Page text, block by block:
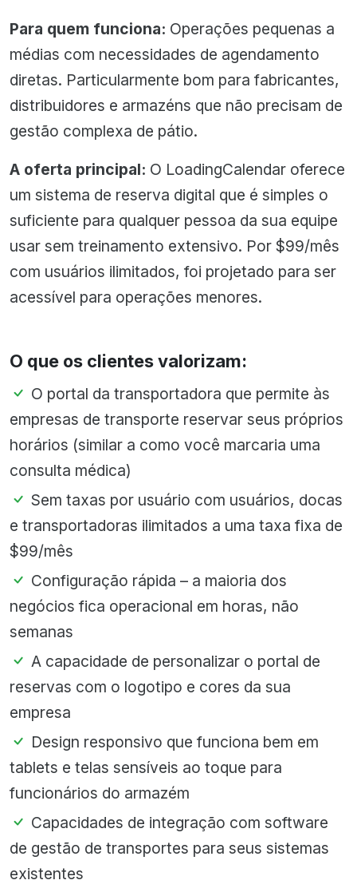
Para quem funciona: Operações pequenas a
médias com necessidades de agendamento
diretas. Particularmente bom para fabricantes,
distribuidores e armazéns que não precisam de
gestão complexa de pátio.
A oferta principal: O LoadingCalendar oferece
um sistema de reserva digital que é simples o
suficiente para qualquer pessoa da sua equipe
usar sem treinamento extensivo. Por $99/mês
com usuários ilimitados, foi projetado para ser
acessível para operações menores.
O que os clientes valorizam:
O portal da transportadora que permite às
empresas de transporte reservar seus próprios
horários (similar a como você marcaria uma
consulta médica)
Sem taxas por usuário com usuários, docas
e transportadoras ilimitados a uma taxa fixa de
$99/mês
Configuração rápida – a maioria dos
negócios fica operacional em horas, não
semanas
A capacidade de personalizar o portal de
reservas com o logotipo e cores da sua
empresa
Design responsivo que funciona bem em
tablets e telas sensíveis ao toque para
funcionários do armazém
Capacidades de integração com software
de gestão de transportes para seus sistemas
existentes